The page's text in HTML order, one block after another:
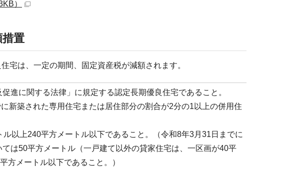
）
置
は、一定の期間、固定資産税が減額されます。
促進に関する法律」に規定する認定長期優良住宅であること。
新築された専用住宅または居住部分の割合が2分の1以上の併用住
ル以上240平方メートル以下であること。（令和8年3月31日までに
は50平方メートル（一戸建て以外の貸家住宅は、一区画が40平
方メートル以下であること。）